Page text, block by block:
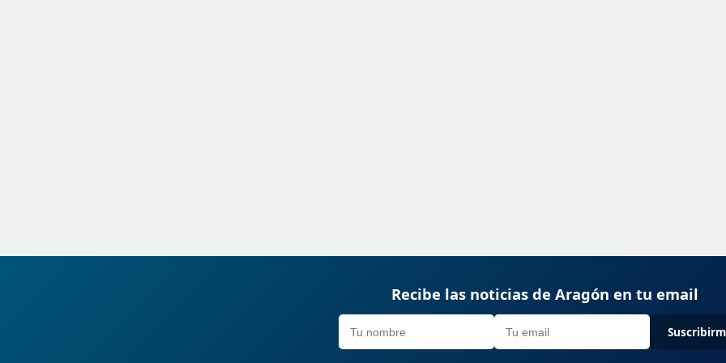
Recibe las noticias de Aragón en tu email